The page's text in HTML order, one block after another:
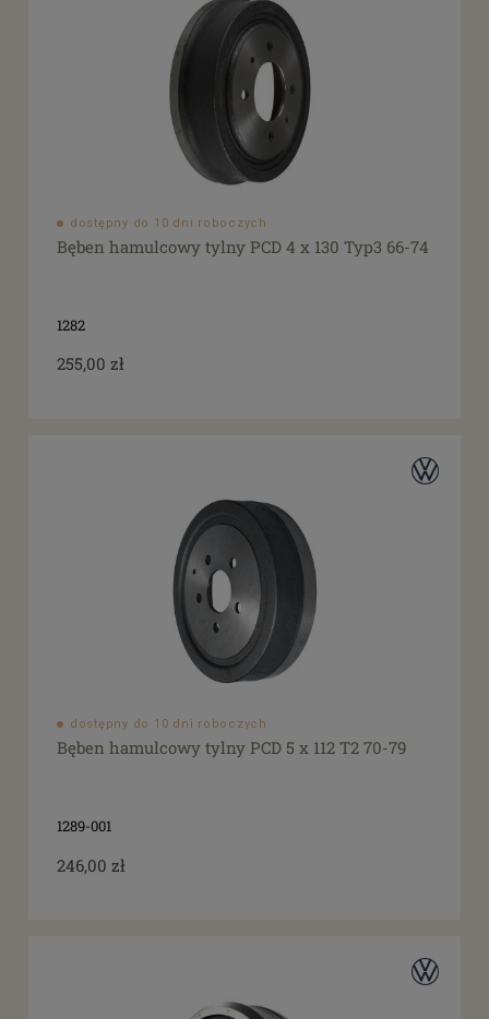
dostępny do 10 dni roboczych
Bęben hamulcowy tylny PCD 4 x 130 Typ3 66-74
1282
255,00 zł
dostępny do 10 dni roboczych
Bęben hamulcowy tylny PCD 5 x 112 T2 70-79
1289-001
246,00 zł